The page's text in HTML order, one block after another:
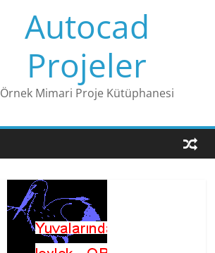
Autocad
Projeler
Örnek Mimari Proje Kütüphanesi